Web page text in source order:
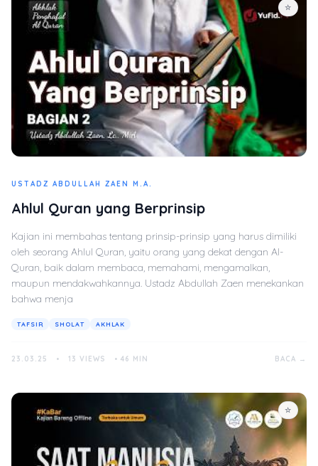
☆
USTADZ ABDULLAH ZAEN M.A.
Ahlul Quran yang Berprinsip
Kajian ini membahas tentang prinsip-prinsip yang harus dimiliki
oleh seorang Ahlul Quran, yaitu orang yang dekat dengan Al-
Quran, baik dalam membaca, memahami, mengamalkan,
maupun mendakwahkannya. Ustadz Abdullah Zaen menekankan
bahwa menja
TAFSIR SHOLAT AKHLAK
23.03.25 • 13 VIEWS • 46 MIN BACA →
☆